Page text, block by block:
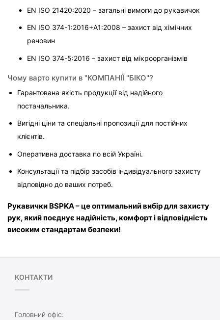
EN ISO 21420:2020 – загальні вимоги до рукавичок
EN ISO 374-1:2016+А1:2008 – захист від хімічних
речовин
EN ISO 374-5:2016 – захист від мікроорганізмів
Чому варто купити в "КОМПАНІЇ "БІКО"?
Гарантована якість продукції від надійного
постачальника.
Вигідні ціни та спеціальні пропозиції для постійних
клієнтів.
Оперативна доставка по всій Україні.
Консультації та підбір засобів індивідуального захисту
відповідно до ваших потреб.
Рукавички BSPKA – це оптимальний вибір для захисту
рук, який поєднує надійність, комфорт і відповідність
високим стандартам безпеки!
КОНТАКТИ
Головний офіс: